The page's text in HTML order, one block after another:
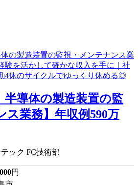
半導体の製造装置の監
ス業務】年収例590万
ック FC技術部
円